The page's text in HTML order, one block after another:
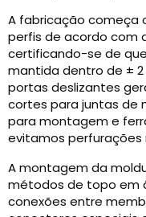
A fabricação começa
perfis de acordo com
certificando-se de
mantida dentro de ±
portas deslizantes
cortes para juntas de
para montagem e
evitamos perfurações
A montagem da
métodos de topo em
conexões entre